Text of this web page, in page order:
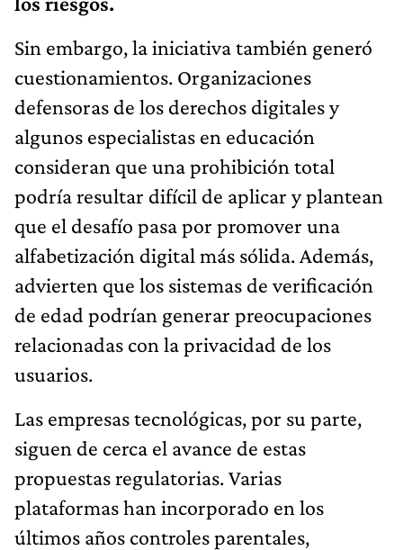
Sin embargo, la iniciativa también generó
cuestionamientos. Organizaciones
defensoras de los derechos digitales y
algunos especialistas en educación
consideran que una prohibición total
podría resultar difícil de aplicar y plantean
que el desafío pasa por promover una
alfabetización digital más sólida. Además,
advierten que los sistemas de verificación
de edad podrían generar preocupaciones
relacionadas con la privacidad de los
usuarios.
Las empresas tecnológicas, por su parte,
siguen de cerca el avance de estas
propuestas regulatorias. Varias
plataformas han incorporado en los
últimos años controles parentales,